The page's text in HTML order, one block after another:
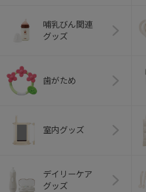
哺乳びん関連
グッズ
歯がため
室内グッズ
デイリーケア
グッズ